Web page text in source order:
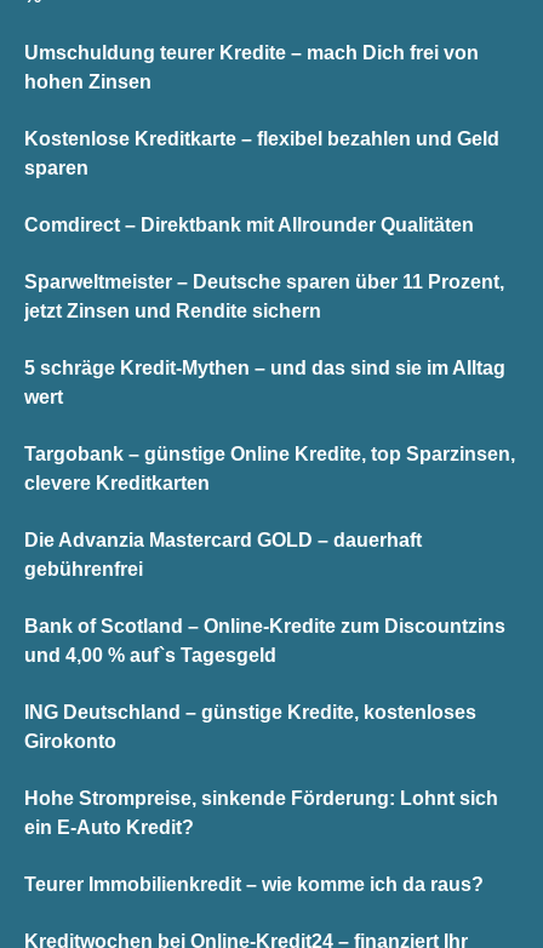
Umschuldung teurer Kredite – mach Dich frei von
hohen Zinsen
Kostenlose Kreditkarte – flexibel bezahlen und Geld
sparen
Comdirect – Direktbank mit Allrounder Qualitäten
Sparweltmeister – Deutsche sparen über 11 Prozent,
jetzt Zinsen und Rendite sichern
5 schräge Kredit-Mythen – und das sind sie im Alltag
wert
Targobank – günstige Online Kredite, top Sparzinsen,
clevere Kreditkarten
Die Advanzia Mastercard GOLD – dauerhaft
gebührenfrei
Bank of Scotland – Online-Kredite zum Discountzins
und 4,00 % auf`s Tagesgeld
ING Deutschland – günstige Kredite, kostenloses
Girokonto
Hohe Strompreise, sinkende Förderung: Lohnt sich
ein E-Auto Kredit?
Teurer Immobilienkredit – wie komme ich da raus?
Kreditwochen bei Online-Kredit24 – finanziert Ihr